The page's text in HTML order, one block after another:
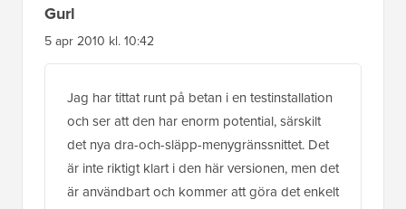
Gurl
5 apr 2010 kl. 10:42
Jag har tittat runt på betan i en testinstallation
och ser att den har enorm potential, särskilt
det nya dra-och-släpp-menygränssnittet. Det
är inte riktigt klart i den här versionen, men det
är användbart och kommer att göra det enkelt